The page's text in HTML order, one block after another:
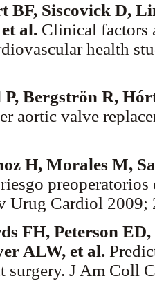
BF, Siscovick D,
al. Clinical factors
health
Bergströn R,
aortic valve
H, Morales M,
Urug Cardiol 2009;
FH, Peterson
ALW, et al.
surgery. J Am Coll